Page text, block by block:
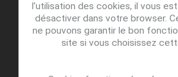
l'utilisation des cookies, il vous
désactiver dans votre browser.
ne pouvons garantir le bon
site si vous choisissez